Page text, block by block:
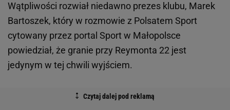
Wątpliwości rozwiał niedawno prezes klubu, Marek
Bartoszek, który w rozmowie z Polsatem Sport
cytowany przez portal Sport w Małopolsce
powiedział, że granie przy Reymonta 22 jest
jedynym w tej chwili wyjściem.